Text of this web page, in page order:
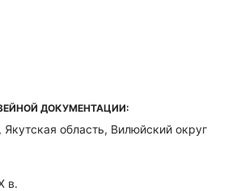
ДОКУМЕНТАЦИИ:
область, Вилюйский округ
в.